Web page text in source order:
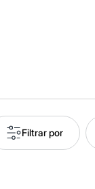
Filtrar por